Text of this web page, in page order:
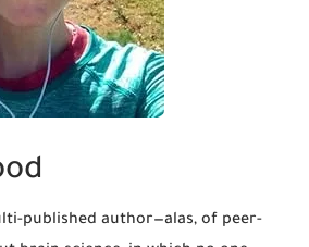
published author—alas, of peer-